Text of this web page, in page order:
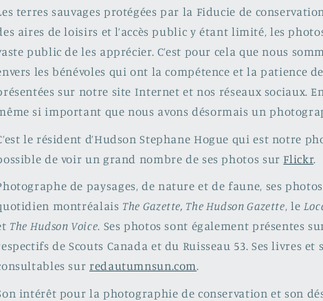
terres sauvages protégées par la Fiducie de
aires de loisirs et l’accès public y étant limité, les
public de les apprécier. C’est pour cela que nous
les bénévoles qui ont la compétence et la patience
sur notre site Internet et nos réseaux sociaux.
si important que nous avons désormais un
le résident d’Hudson Stephane Hogue qui est notre
de voir un grand nombre de ses photos sur Flickr.
de paysages, de nature et de faune, ses
montréalais The Gazette, The Hudson Gazette, le
The Hudson Voice. Ses photos sont également présentes
de Scouts Canada et du Ruisseau 53. Ses livres
sur redautumnsun.com.
intérêt pour la photographie de conservation et son